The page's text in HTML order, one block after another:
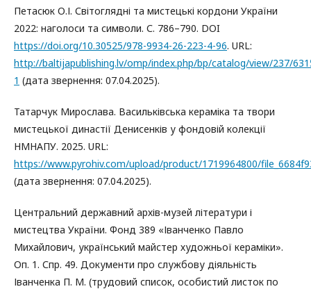
Петасюк О.І. Світоглядні та мистецькі кордони України
2022: наголоси та символи. С. 786–790. DOI
https://doi.org/10.30525/978-9934-26-223-4-96. URL:
http://baltijapublishing.lv/omp/index.php/bp/catalog/view/237/
1 (дата звернення: 07.04.2025).
Татарчук Мирослава. Васильківська кераміка та твори
мистецької династії Денисенків у фондовій колекції
НМНАПУ. 2025. URL:
https://www.pyrohiv.com/upload/product/1719964800/
(дата звернення: 07.04.2025).
Центральний державний архів-музей літератури і
мистецтва України. Фонд 389 «Іванченко Павло
Михайлович, український майстер художньої кераміки».
Оп. 1. Спр. 49. Документи про службову діяльність
Іванченка П. М. (трудовий список, особистий листок по